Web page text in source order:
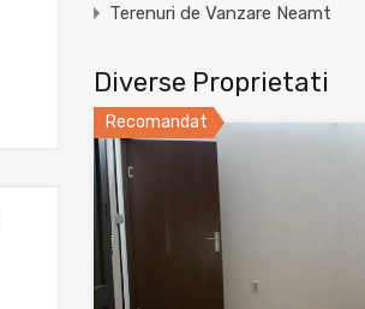
Terenuri de Vanzare Neamt
Diverse Proprietati
Recomandat